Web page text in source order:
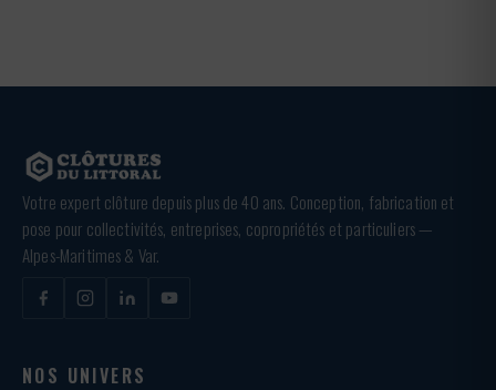
Votre expert clôture depuis plus de 40 ans. Conception, fabrication et
pose pour collectivités, entreprises, copropriétés et particuliers —
Alpes-Maritimes & Var.
NOS UNIVERS